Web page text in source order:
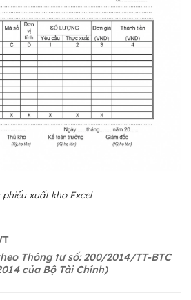
phiếu xuất kho Excel
Thông tư số: 200/2014/TT-BTC
của Bộ Tài Chính)